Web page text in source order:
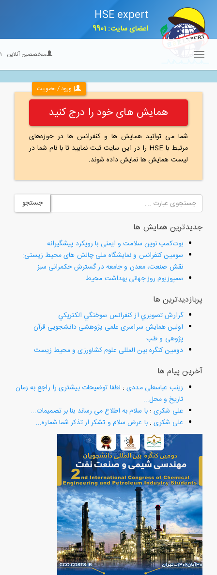
HSE expert
اعضای سایت: 9901
| ورود / عضویت
متخصصین آنلاین :21
Toggle
navigation
همایش های خود را درج کنید
شما می توانید همایش ها و کنفرانس ها در حوزه‌های
مرتبط با HSE را در این سایت ثبت نمایید تا با نام شما در
لیست همایش ها نمایش داده شوند.
جستجو
جدیدترین همایش ها
بوت‌کمپ نوین سلامت و ایمنی با رویکرد پیشگیرانه
سومین کنفرانس و نمایشگاه ملی چالش های محیط زیستی:
نقش صنعت، معدن و جامعه در گسترش حکمرانی سبز
سمپوزیوم روز جهانی بهداشت محیط
پربازدیدترین ها
گزارش تصويري از كنفرانس سوختگي الكتريكي
اولین همایش سراسری علمی پژوهشی دانشجویی قرآن
پژوهی و طب
دومین کنگره بین المللی علوم کشاورزی و محیط زیست
آخرین پیام ها
زینب عباسعلی مددی:لطفا توضیحات بیشتری را راجع به زمان
تاریخ و محل...
علی شکری:با سلام به اطلاع می رساند بنا بر تصمیمات...
علی شکری:با عرض سلام و تشکر از تذکر شما شماره...